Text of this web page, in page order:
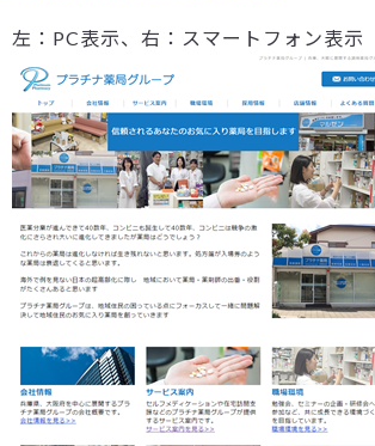
左：PC表示、右：スマートフォン表示